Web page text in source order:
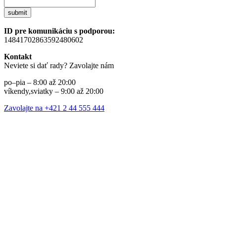
submit
ID pre komunikáciu s podporou:
14841702863592480602
Kontakt
Neviete si dať rady? Zavolajte nám
po–pia – 8:00 až 20:00
víkendy,sviatky – 9:00 až 20:00
Zavolajte na +421 2 44 555 444